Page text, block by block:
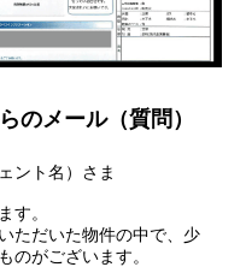
のメール（質問）
ント名）さま
す。
ただいた物件の中で、少
のがございます。